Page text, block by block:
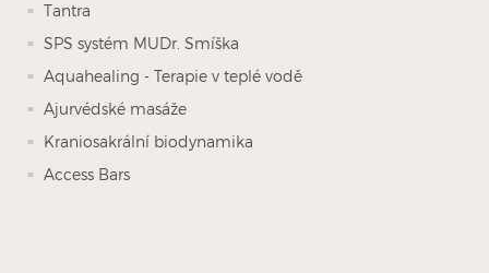
Tantra
SPS systém MUDr. Smíška
Aquahealing - Terapie v teplé vodě
Ajurvédské masáže
Kraniosakrální biodynamika
Access Bars